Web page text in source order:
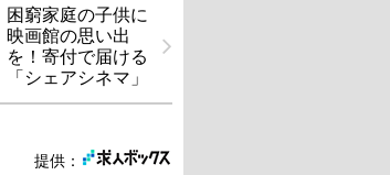
困窮家庭の子供に
映画館の思い出
を！寄付で届ける
「シェアシネマ」
提供：